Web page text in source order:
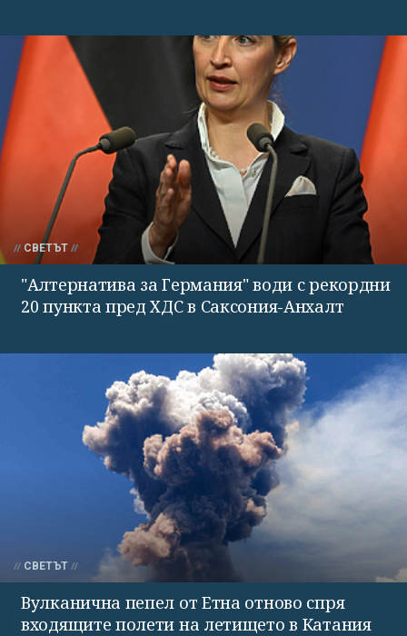
СВЕТЪТ
"Алтернатива за Германия" води с рекордни
20 пункта пред ХДС в Саксония-Анхалт
СВЕТЪТ
Вулканична пепел от Етна отново спря
входящите полети на летището в Катания